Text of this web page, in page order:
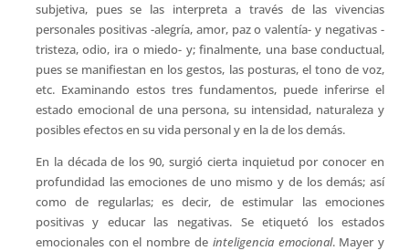
subjetiva, pues se las interpreta a través de las vivencias
personales positivas -alegría, amor, paz o valentía- y negativas -
tristeza, odio, ira o miedo- y; finalmente, una base conductual,
pues se manifiestan en los gestos, las posturas, el tono de voz,
etc. Examinando estos tres fundamentos, puede inferirse el
estado emocional de una persona, su intensidad, naturaleza y
posibles efectos en su vida personal y en la de los demás.
En la década de los 90, surgió cierta inquietud por conocer en
profundidad las emociones de uno mismo y de los demás; así
como de regularlas; es decir, de estimular las emociones
positivas y educar las negativas. Se etiquetó los estados
emocionales con el nombre de inteligencia emocional. Mayer y